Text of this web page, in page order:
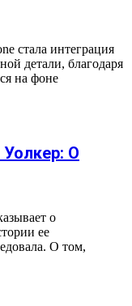
стала интеграция
детали, благодаря
на фоне
О
о
ее
О том,